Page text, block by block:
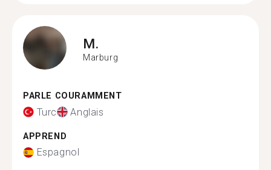
M.
Marburg
PARLE COURAMMENT
Turc Anglais
APPREND
Espagnol